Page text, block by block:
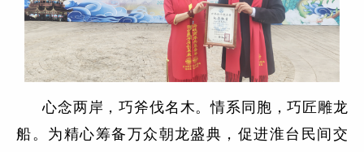
心念两岸，巧斧伐名木。情系同胞，巧匠雕龙
船。为精心筹备万众朝龙盛典，促进淮台民间交